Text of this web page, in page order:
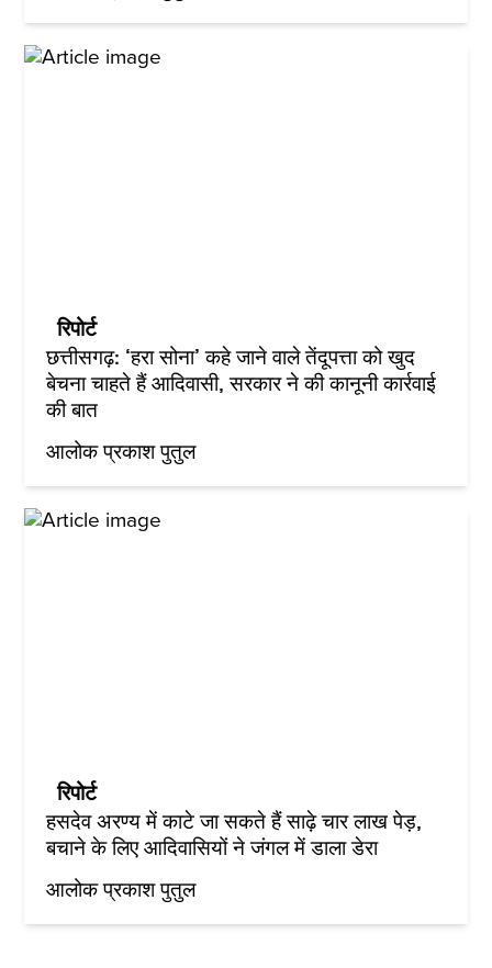
रिपोर्ट
छत्तीसगढ़: ‘हरा सोना’ कहे जाने वाले तेंदूपत्ता को खुद
बेचना चाहते हैं आदिवासी, सरकार ने की कानूनी कार्रवाई
की बात
आलोक प्रकाश पुतुल
रिपोर्ट
हसदेव अरण्य में काटे जा सकते हैं साढ़े चार लाख पेड़,
बचाने के लिए आदिवासियों ने जंगल में डाला डेरा
आलोक प्रकाश पुतुल